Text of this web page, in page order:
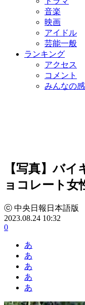
音楽
映画
アイドル
芸能一般
ランキング
アクセス
コメント
みんなの
【写真】バ
ョコレート女
ⓒ 中央日報日本語版
2023.08.24 10:32
0
あ
あ
あ
あ
あ